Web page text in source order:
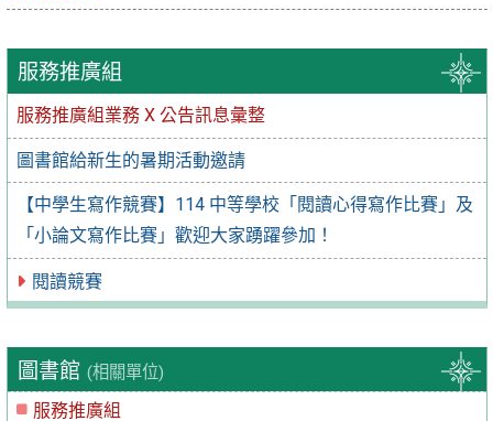
服務推廣組
服務推廣組業務 X 公告訊息彙整
圖書館給新生的暑期活動邀請
【中學生寫作競賽】114 中等學校「閱讀心得寫作比賽」及
「小論文寫作比賽」歡迎大家踴躍參加！
閱讀競賽
圖書館 (相關單位)
服務推廣組